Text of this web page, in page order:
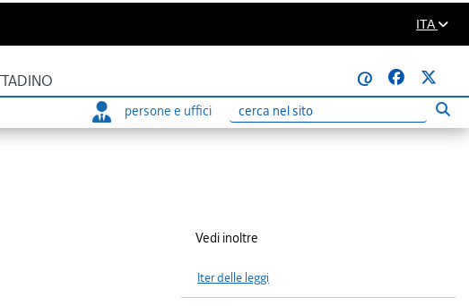
ITA
@
persone e uffici
Ricerca
Vedi inoltre
Iter delle leggi